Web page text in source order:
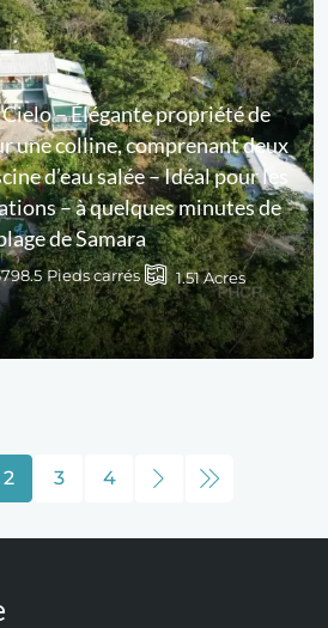
– Élégante propriété de
une colline, comprenant deux
d’eau salée – Idéal pour les
– à quelques minutes de
de Samara
Pieds carrés 1.51Acres
2 3 4